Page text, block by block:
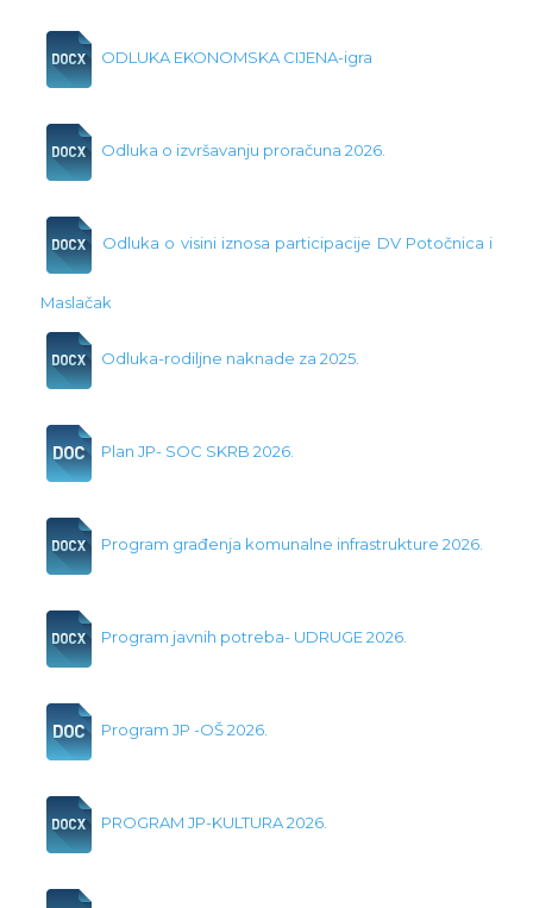
ODLUKA EKONOMSKA CIJENA-igra
Odluka o izvršavanju proračuna 2026.
Odluka o visini iznosa participacije DV Potočnica i
Maslačak
Odluka-rodiljne naknade za 2025.
Plan JP- SOC SKRB 2026.
Program građenja komunalne infrastrukture 2026.
Program javnih potreba- UDRUGE 2026.
Program JP -OŠ 2026.
PROGRAM JP-KULTURA 2026.